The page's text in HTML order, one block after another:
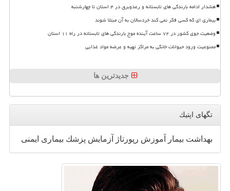
هشدار ادامه بارندگی های تابستانه و رعدوبرق در ۴ استان تا چهارشنبه
بیماری ای که کسی فکر نمی کند خردسالان به آن مبتلا شوند
وضعیت جوی کشور در ۷۲ ساعت آینده موج بارندگی های تابستانه در راه ۱۱ استان
ممنوعیت ورود حیوانات خانگی به مراکز تهیه و عرضه مواد غذایی
جدیدترین ها
تگهای اپتیك
بهداشت بیمار آموزش رپورتاژ آزمایش پزشك بیماری ایمنی